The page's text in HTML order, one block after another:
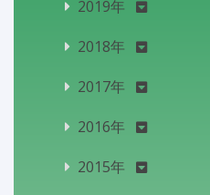
2019年
2018年
2017年
2016年
2015年